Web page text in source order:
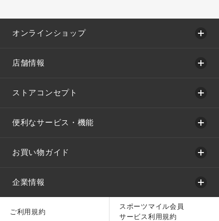
オンラインショップ
店舗情報
ストアコンセプト
便利なサービス・機能
お買い物ガイド
企業情報
ご利用規約
スポーツマイル会員
サービス利用規約